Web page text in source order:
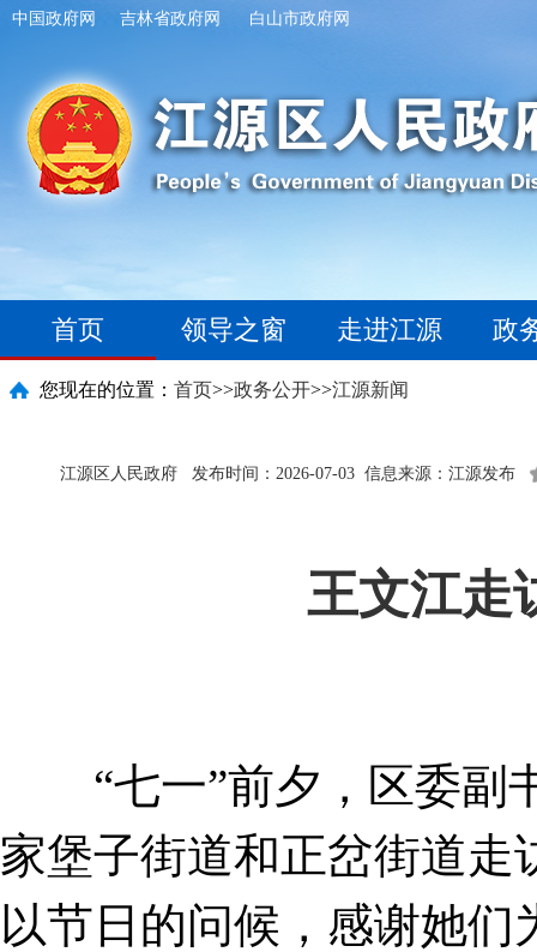
中国政府网 吉林省政府网 白山市政府网
首页 领导之窗 走进江源 政
您现在的位置： 首页>>政务公开>>江源新闻
江源区人民政府 发布时间：2026-07-03 信息来源：江源发布
王文江走
“七一”前夕，区委副
家堡子街道和正岔街道
以节日的问候，感谢她